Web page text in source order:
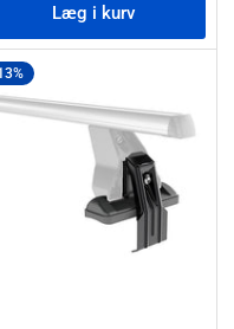
Læg i kurv